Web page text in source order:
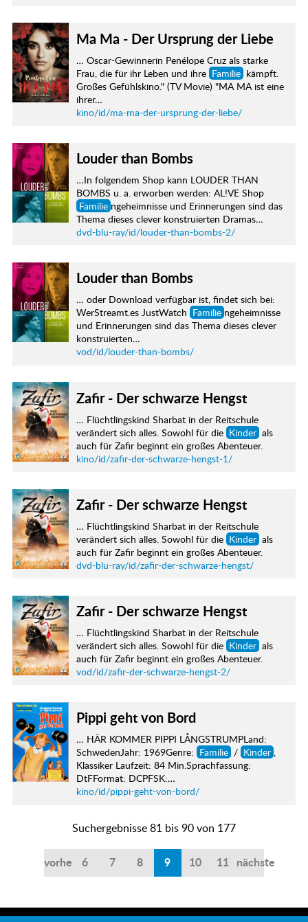
Ma Ma - Der Ursprung der Liebe
… Oscar-Gewinnerin Penélope Cruz als starke
Frau, die für ihr Leben und ihre Familie kämpft.
Großes Gefühlskino." (TV Movie) "MA MA ist eine
ihrer…
kino/id/ma-ma-der-ursprung-der-liebe/
Louder than Bombs
…In folgendem Shop kann LOUDER THAN
BOMBS u. a. erworben werden: AL!VE Shop
Familie ngeheimnisse und Erinnerungen sind das
Thema dieses clever konstruierten Dramas…
dvd-blu-ray/id/louder-than-bombs-2/
Louder than Bombs
… oder Download verfügbar ist, findet sich bei:
WerStreamt.es JustWatch Familie ngeheimnisse
und Erinnerungen sind das Thema dieses clever
konstruierten…
vod/id/louder-than-bombs/
Zafir - Der schwarze Hengst
… Flüchtlingskind Sharbat in der Reitschule
verändert sich alles. Sowohl für die Kinder als
auch für Zafir beginnt ein großes Abenteuer.
kino/id/zafir-der-schwarze-hengst-1/
Zafir - Der schwarze Hengst
… Flüchtlingskind Sharbat in der Reitschule
verändert sich alles. Sowohl für die Kinder als
auch für Zafir beginnt ein großes Abenteuer.
dvd-blu-ray/id/zafir-der-schwarze-hengst/
Zafir - Der schwarze Hengst
… Flüchtlingskind Sharbat in der Reitschule
verändert sich alles. Sowohl für die Kinder als
auch für Zafir beginnt ein großes Abenteuer.
vod/id/zafir-der-schwarze-hengst-2/
Pippi geht von Bord
… HÄR KOMMER PIPPI LÅNGSTRUMPLand:
SchwedenJahr: 1969Genre: Familie / Kinder ,
Klassiker Laufzeit: 84 Min.Sprachfassung:
DtFFormat: DCPFSK:…
kino/id/pippi-geht-von-bord/
Suchergebnisse 81 bis 90 von 177
vorherige
6 7 8 9 10 11 nächste